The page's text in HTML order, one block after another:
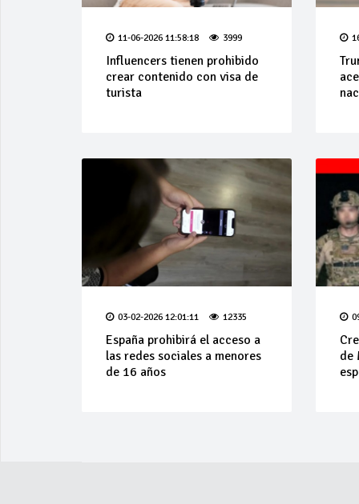
11-06-2026 11:58:18 3999
Influencers tienen prohibido
crear contenido con visa de
turista
03-02-2026 12:01:11 12335
España prohibirá el acceso a
las redes sociales a menores
de 16 años
de